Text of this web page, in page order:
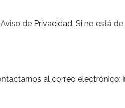
de Privacidad. Si no está
al correo electrónico: